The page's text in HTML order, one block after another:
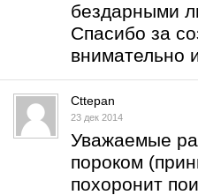
бездарными
Спасибо за
внимательно
Cttepan
23 дек 2014
Уважаемые
пороком
похоронит